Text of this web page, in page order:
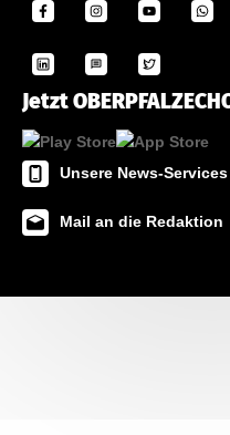
Jetzt
Unsere News-
Mail an die Redaktion